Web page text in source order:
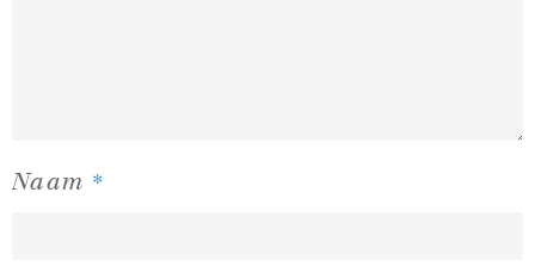
Naam *